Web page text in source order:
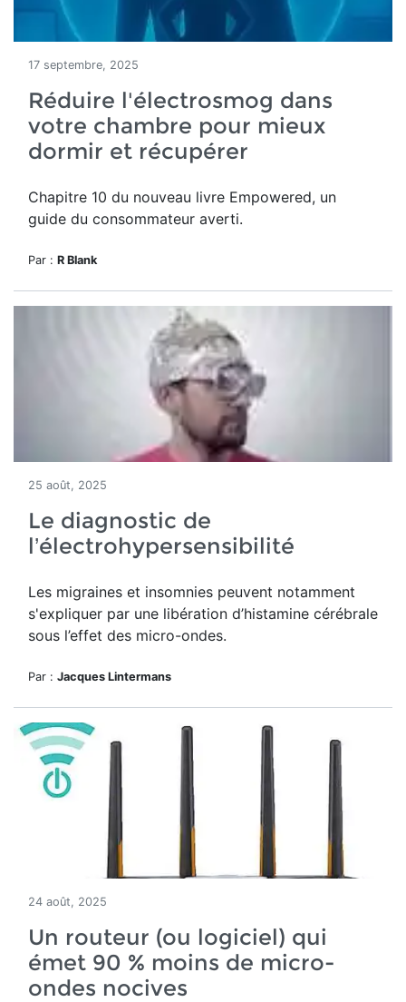
17 septembre, 2025
Réduire l'électrosmog dans
votre chambre pour mieux
dormir et récupérer
Chapitre 10 du nouveau livre Empowered, un
guide du consommateur averti.
Par : R Blank
25 août, 2025
Le diagnostic de
l’électrohypersensibilité
Les migraines et insomnies peuvent notamment
s'expliquer par une libération d’histamine cérébrale
sous l’effet des micro-ondes.
Par : Jacques Lintermans
24 août, 2025
Un routeur (ou logiciel) qui
émet 90 % moins de micro-
ondes nocives